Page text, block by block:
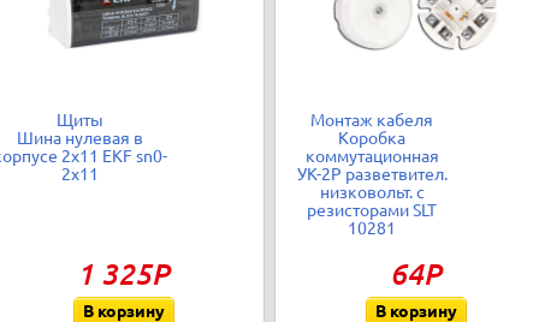
Щиты
Шина нулевая в
2х11 EKF sn0-
2x11
1 325Р
В корзину
Монтаж кабеля
Коробка
коммутационная
УК-2Р разветвител.
низковольт. с
резисторами SLT
10281
64Р
В корзину